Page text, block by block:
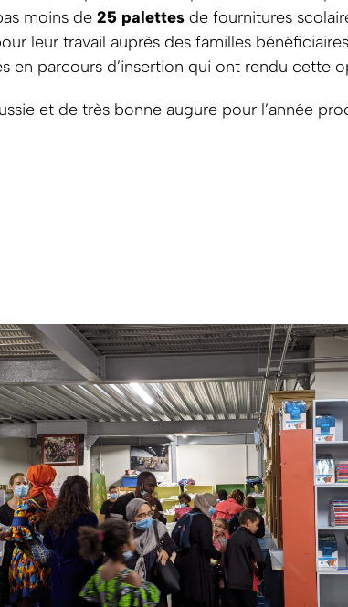
moins de 25 palettes de fournitures
leur travail auprès des familles
en parcours d’insertion qui ont rendu
et de très bonne augure pour l’année